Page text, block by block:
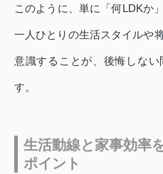
このように、単に「何LDKか
一人ひとりの生活スタイルや
意識することが、後悔しな
す。
生活動線と家事効率
ポイント